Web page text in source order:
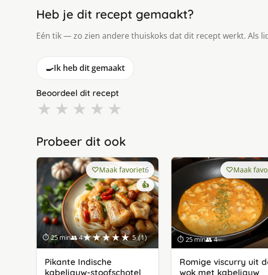
Heb je dit recept gemaakt?
Eén tik — zo zien andere thuiskoks dat dit recept werkt. Als
🍳Ik heb dit gemaakt
Beoordeel dit recept
★ ★ ★ ★ ★
Probeer dit ook
⏱ 25 min👥 4★★★★★ 5 (1)
Maak favoriet6
👍
Pikante Indische
kabeljauw-stoofschotel
⏱ 25 min👥 4
Maak
Romige viscurry uit
wok met kabeljauw